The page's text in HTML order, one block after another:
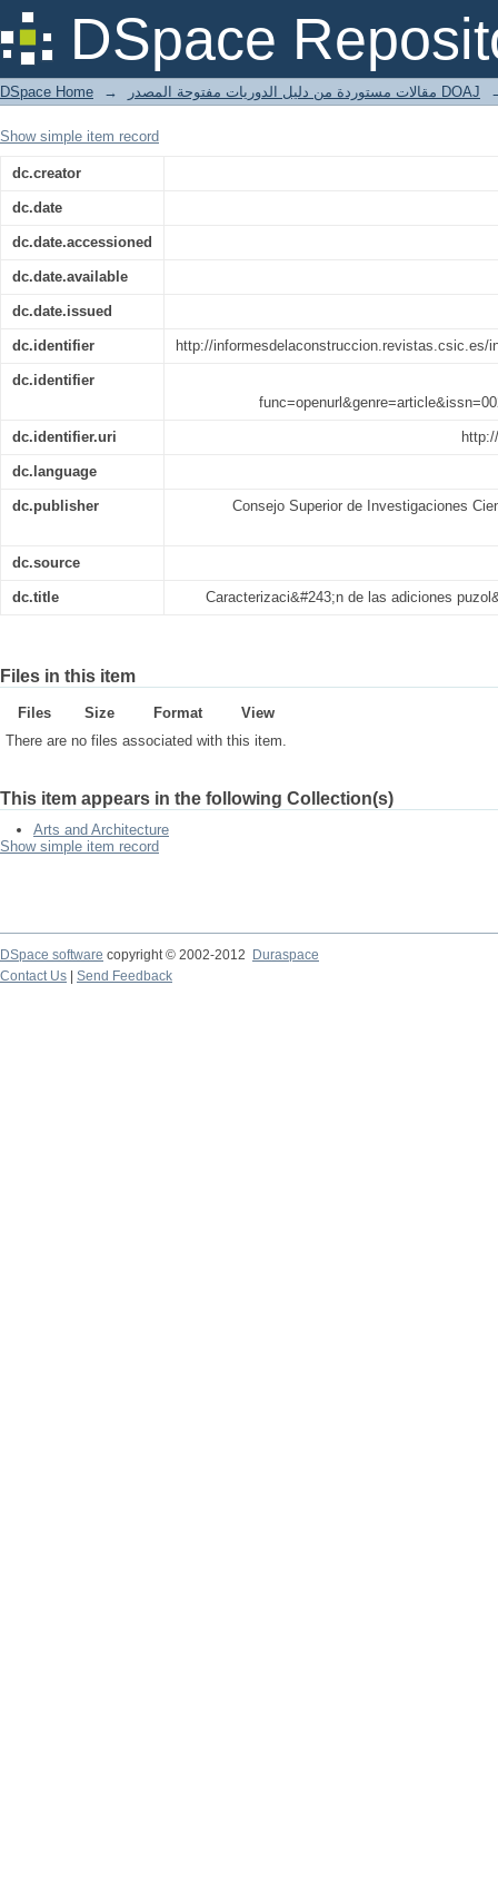
DSpace
Caracterizaci&#243;n de las
conducci&#243;n
DSpace Home → مقالات مستوردة من دليل الدوريات مفتوحة المصدر DOAJ
Show simple item record
dc.creator
dc.date
dc.date.accessioned
dc.date.available
dc.date.issued
dc.identifier http://informesdelaconstruccion.revistas.csic.es/
dc.identifier
dc.identifier.uri
dc.language
dc.publisher Consejo Superior de Investigaciones
dc.source
dc.title Caracterizaci&#243;n de las adiciones
Files in this item
Files Size Format
View
There are no files associated with this item.
This item appears in the following Collection(s)
Arts and Architecture
Show simple item record
DSpace software copyright © 2002-2012
Duraspace
Contact Us
Send Feedback